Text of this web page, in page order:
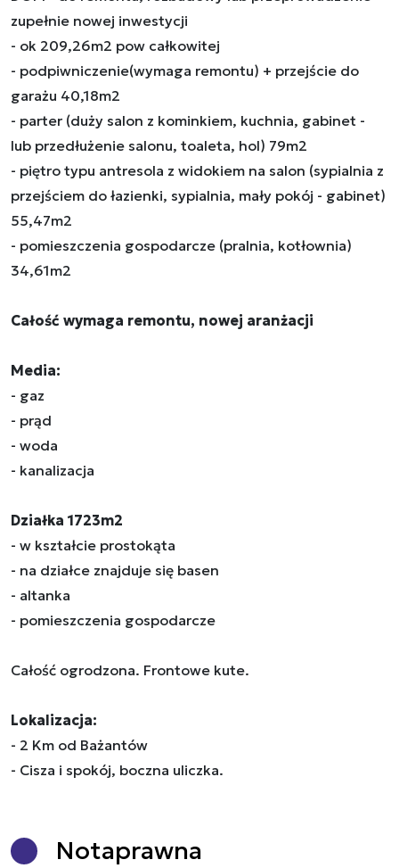
zupełnie nowej inwestycji
- ok 209,26m2 pow całkowitej
- podpiwniczenie(wymaga remontu) + przejście do
garażu 40,18m2
- parter (duży salon z kominkiem, kuchnia, gabinet -
lub przedłużenie salonu, toaleta, hol) 79m2
- piętro typu antresola z widokiem na salon (sypialnia z
przejściem do łazienki, sypialnia, mały pokój - gabinet)
55,47m2
- pomieszczenia gospodarcze (pralnia, kotłownia)
34,61m2
Całość wymaga remontu, nowej aranżacji
Media:
- gaz
- prąd
- woda
- kanalizacja
Działka 1723m2
- w kształcie prostokąta
- na działce znajduje się basen
- altanka
- pomieszczenia gospodarcze
Całość ogrodzona. Frontowe kute.
Lokalizacja:
- 2 Km od Bażantów
- Cisza i spokój, boczna uliczka.
Notaprawna